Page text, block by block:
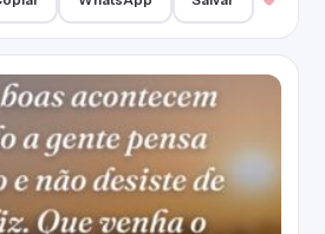
WhatsApp Salvar
de janeiro como
para recomeços e faça